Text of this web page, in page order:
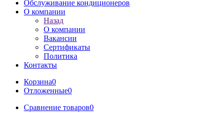
Обслуживание кондиционеров
О компании
Назад
О компании
Вакансии
Сертификаты
Политика
Контакты
Корзина0
Отложенные0
Сравнение товаров0